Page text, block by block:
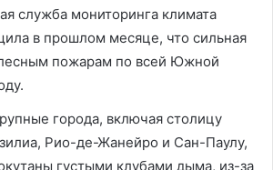
служба мониторинга климата
в прошлом месяце, что сильная
лесным пожарам по всей Южной
города, включая столицу
Рио-де-Жанейро и Сан-Паулу,
густыми клубами дыма, из-за